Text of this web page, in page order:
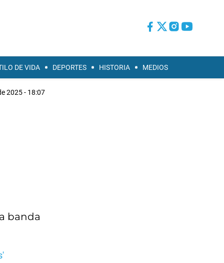
DE VIDA DEPORTES HISTORIA MEDIOS
2025 - 18:07
banda